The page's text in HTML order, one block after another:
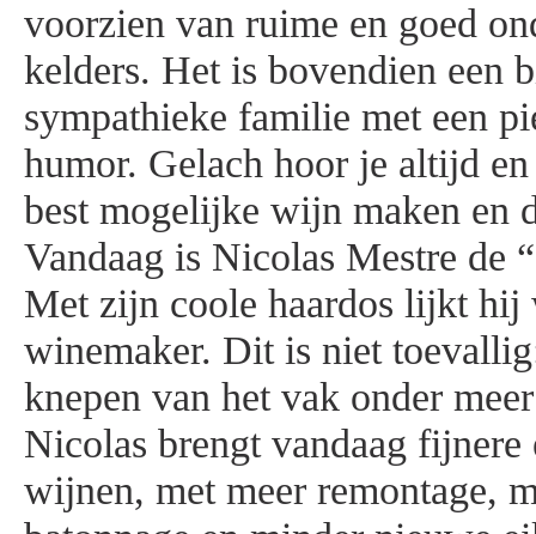
voorzien van ruime en goed
kelders. Het is bovendien een
sympathieke familie met een
humor. Gelach hoor je altijd
best mogelijke wijn maken en
Vandaag is Nicolas Mestre de
Met zijn coole haardos lijkt
winemaker. Dit is niet
knepen van het vak onder
Nicolas brengt vandaag fijnere
wijnen, met meer remontage,